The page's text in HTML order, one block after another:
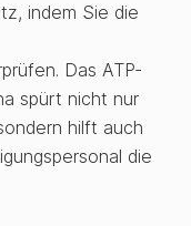
indem Sie die
Das ATP-
spürt nicht nur
hilft auch
die